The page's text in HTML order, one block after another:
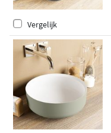
Vergelijk